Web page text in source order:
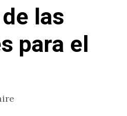
las
para el